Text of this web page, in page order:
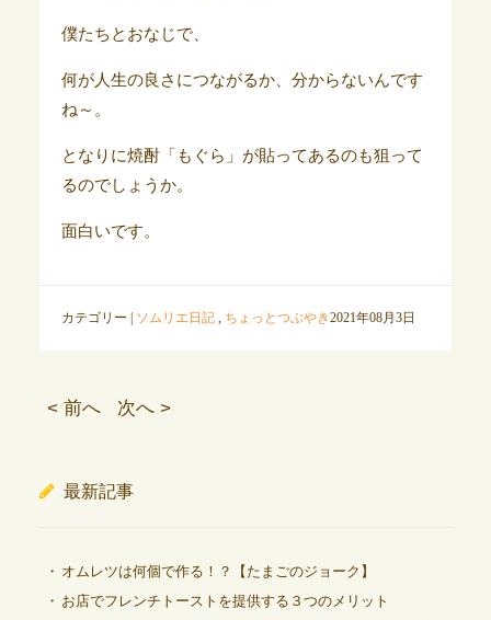
僕たちとおなじで、
何が人生の良さにつながるか、分からないんです
ね～。
となりに焼酎「もぐら」が貼ってあるのも狙って
るのでしょうか。
面白いです。
カテゴリー | ソムリエ日記, ちょっとつぶやき2021年08月3日
< 前へ 次へ >
最新記事
オムレツは何個で作る！？【たまごのジョーク】
お店でフレンチトーストを提供する３つのメリット